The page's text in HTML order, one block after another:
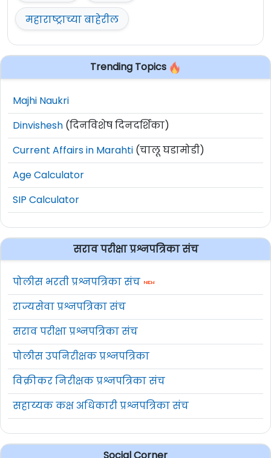
महाराष्ट्राच्या बाहेरील
Trending Topics
Majhi Naukri
Dinvishesh (दिनविशेष दिनदर्शिका)
Current Affairs in Marahti (चालू घडामोडी)
Age Calculator
SIP Calculator
सराव परीक्षा प्रश्नपत्रिका संच
पोलीस भरती प्रश्नपत्रिका संच
राज्यसेवा प्रश्नपत्रिका संच
सराव परीक्षा प्रश्नपत्रिका संच
पोलीस उपनिरीक्षक प्रश्नपत्रिका
विक्रीकर निरीक्षक प्रश्नपत्रिका संच
सहाय्यक कक्ष अधिकारी प्रश्नपत्रिका संच